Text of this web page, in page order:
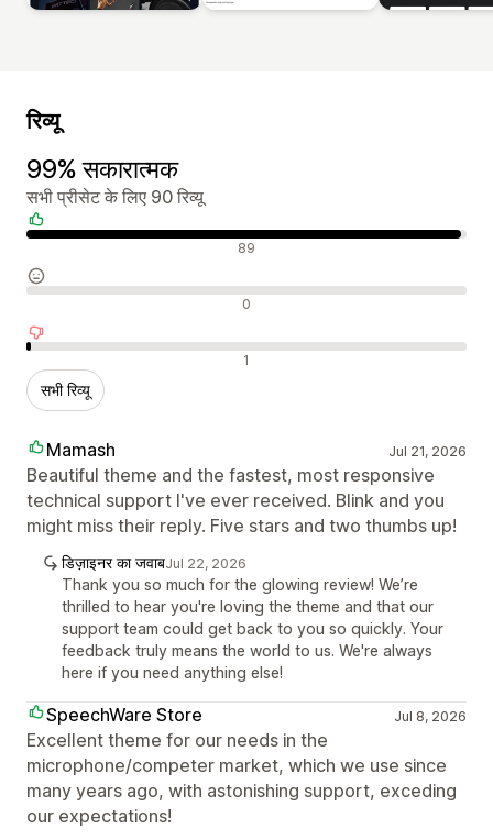
रिव्यू
99% सकारात्मक
सभी प्रीसेट के लिए 90 रिव्यू
सकारात्मक रिव्यू 89
न्यूट्रल रिव्यू 0
नकारात्मक रिव्यू 1
सभी रिव्यू
Mamash Jul 21, 2026
Beautiful theme and the fastest, most responsive
technical support I've ever received. Blink and you
might miss their reply. Five stars and two thumbs up!
डिज़ाइनर का जवाबJul 22, 2026
Thank you so much for the glowing review! We’re
thrilled to hear you're loving the theme and that our
support team could get back to you so quickly. Your
feedback truly means the world to us. We're always
here if you need anything else!
SpeechWare Store Jul 8, 2026
Excellent theme for our needs in the
microphone/competer market, which we use since
many years ago, with astonishing support, exceding
our expectations!